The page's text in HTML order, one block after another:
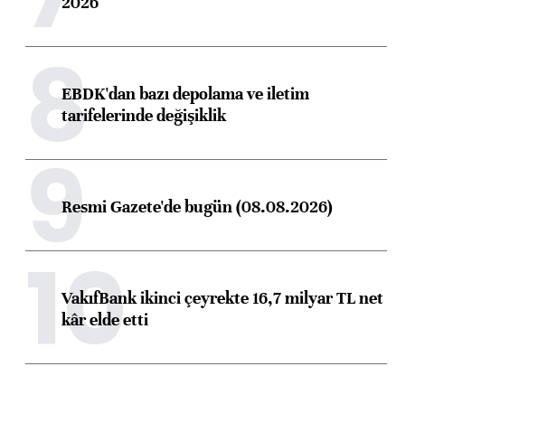
8EBDK'dan bazı depolama ve iletim
tarifelerinde değişiklik
9Resmi Gazete'de bugün (08.08.2026)
10
VakıfBank ikinci çeyrekte 16,7 milyar TL net
kâr elde etti